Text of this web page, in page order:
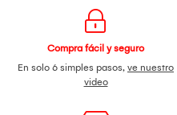
Compra fácil y seguro
En solo 6 simples pasos, ve nuestro
video